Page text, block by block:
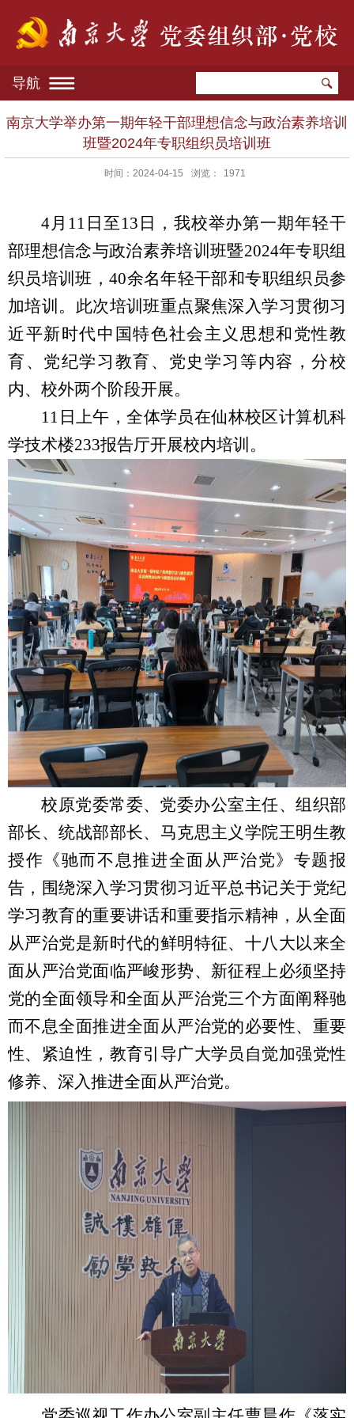
导航
南京大学举办第一期年轻干部理想信念与政治素养培训
班暨2024年专职组织员培训班
时间：2024-04-15 浏览： 1971
4月 11 日至13 日，我校举办第一期年轻干
部理想信念与政治素养培训班暨2024年专职组
织员培训班，40余名年轻干部和专职组织员参
加培训。此次培训班重点聚焦深入学习贯彻习
近平新时代中国特色社会主义思想和党性教
育、党纪学习教育、党史学习等内容，分校
内、校外两个阶段开展。
11 日上午，全体学员在仙林校区计算机科
学技术楼233报告厅开展校内培训。
校原党委常委、党委办公室主任、组织部
部长、统战部部长、马克思主义学院王明生教
授作《驰而不息推进全面从严治党》专题报
告，围绕深入学习贯彻习近平总书记关于党纪
学习教育的重要讲话和重要指示精神，从全面
从严治党是新时代的鲜明特征、十八大以来全
面从严治党面临严峻形势、新征程上必须坚持
党的全面领导和全面从严治党三个方面阐释驰
而不息全面推进全面从严治党的必要性、重要
性、紧迫性，教育引导广大学员自觉加强党性
修养、深入推进全面从严治党。